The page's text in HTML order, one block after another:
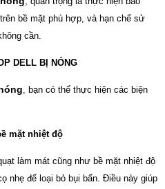
bề mặt phù hợp, và hạn chế sử
cần.
DELL BỊ NÓNG
, bạn có thể thực hiện các biện
mặt nhiệt độ
làm mát cũng như bề mặt nhiệt độ
nhẹ để loại bỏ bụi bẩn. Điều này giúp